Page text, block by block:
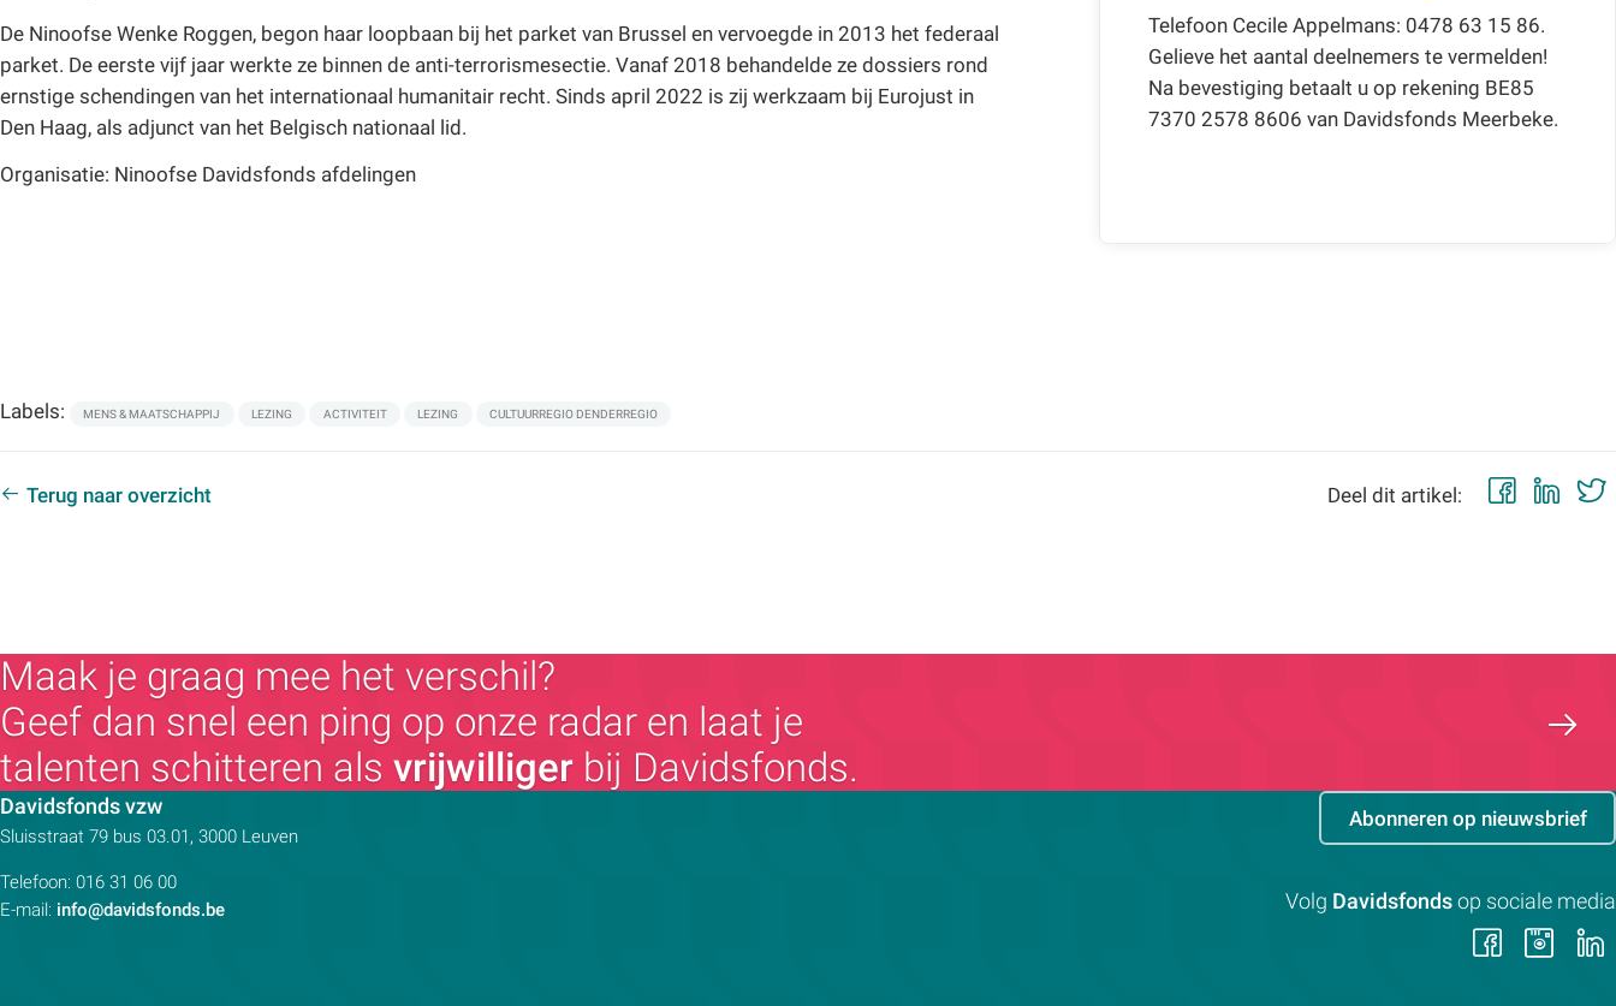
De Ninoofse Wenke Roggen, begon haar loopbaan bij het parket van Brussel en vervoegde in 2013 het federaal
parket. De eerste vijf jaar werkte ze binnen de anti-terrorismesectie. Vanaf 2018 behandelde ze dossiers rond
ernstige schendingen van het internationaal humanitair recht. Sinds april 2022 is zij werkzaam bij Eurojust in
Den Haag, als adjunct van het Belgisch nationaal lid.
Organisatie: Ninoofse Davidsfonds afdelingen
Telefoon Cecile Appelmans: 0478 63 15 86.
Gelieve het aantal deelnemers te vermelden!
Na bevestiging betaalt u op rekening BE85
7370 2578 8606 van Davidsfonds Meerbeke.
Labels: MENS & MAATSCHAPPIJ LEZING ACTIVITEIT LEZING CULTUURREGIO DENDERREGIO
Terug naar overzicht Deel dit artikel:
Maak je graag mee het verschil?
Geef dan snel een ping op onze radar en laat je
talenten schitteren als vrijwilliger bij Davidsfonds.
Davidsfonds vzwContactpersoon:
Adres:
Sluisstraat 79 bus 03.01, 3000 Leuven
Telefoon: 016 31 06 00
E-mail: info@davidsfonds.be
Abonneren op nieuwsbrief
Volg Davidsfonds op sociale media
Volg